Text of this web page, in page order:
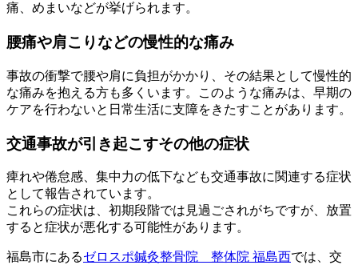
痛、めまいなどが挙げられます。
腰痛や肩こりなどの慢性的な痛み
事故の衝撃で腰や肩に負担がかかり、その結果として慢性的
な痛みを抱える方も多くいます。このような痛みは、早期の
ケアを行わないと日常生活に支障をきたすことがあります。
交通事故が引き起こすその他の症状
痺れや倦怠感、集中力の低下なども交通事故に関連する症状
として報告されています。
これらの症状は、初期段階では見過ごされがちですが、放置
すると症状が悪化する可能性があります。
福島市にあるゼロスポ鍼灸整骨院 整体院 福島西では、交